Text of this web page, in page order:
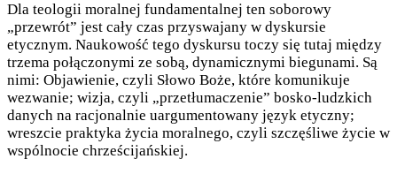
Dla teologii moralnej fundamentalnej ten soborowy
„przewrót” jest cały czas przyswajany w dyskursie
etycznym. Naukowość tego dyskursu toczy się tutaj między
trzema połączonymi ze sobą, dynamicznymi biegunami. Są
nimi: Objawienie, czyli Słowo Boże, które komunikuje
wezwanie; wizja, czyli „przetłumaczenie” bosko-ludzkich
danych na racjonalnie uargumentowany język etyczny;
wreszcie praktyka życia moralnego, czyli szczęśliwe życie w
wspólnocie chrześcijańskiej.